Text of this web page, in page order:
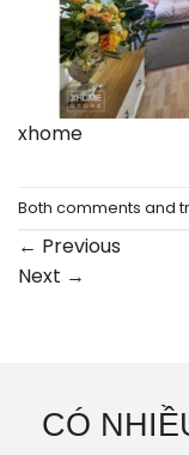
xhome
Both comments and
← Previous
Next →
CÓ